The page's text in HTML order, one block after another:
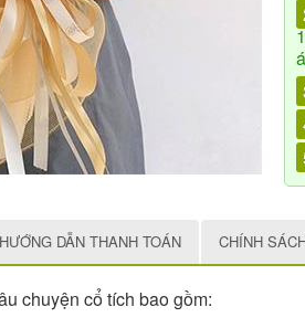
HƯỚNG DẪN THANH TOÁN CHÍNH
chuyện cổ tích bao gồm: